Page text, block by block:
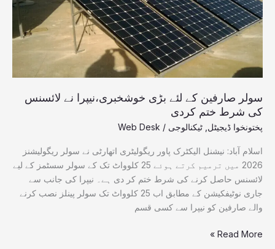
سولر صارفین کے لئے بڑی خوشخبری،نیپرا نے لائسنس
کی شرط ختم کردی
پختونخوا ڈیجیٹل ٹیکنالوجی /
Web Desk
اسلام آباد: نیشنل الیکٹرک پاور ریگولیٹری اتھارٹی نے سولر ریگولیشنز
2026 میں ترمیم کرتے ہوئے 25 کلوواٹ تک کے سولر سسٹمز کے لیے
لائسنس حاصل کرنے کی شرط ختم کر دی ہے۔ نیپرا کی جانب سے
جاری نوٹیفکیشن کے مطابق اب 25 کلوواٹ تک سولر پینلز نصب کرنے
والے صارفین کو نیپرا سے کسی قسم
نے
لائسنس
کی
شرط
ختم
کردی
Read More »